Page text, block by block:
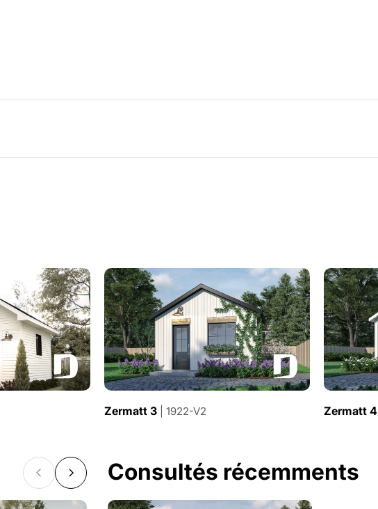
Zermatt 3 | 1922-V2 Zermatt 4
Consultés récemments